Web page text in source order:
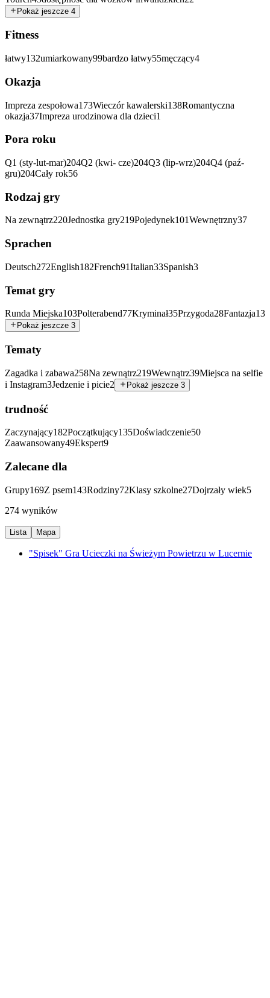
Pokaż jeszcze 4
Fitness
łatwy132umiarkowany99bardzo łatwy55męczący4
Okazja
Impreza zespołowa173Wieczór kawalerski138Romantyczna
okazja37Impreza urodzinowa dla dzieci1
Pora roku
Q1 (sty-lut-mar)204Q2 (kwi- cze)204Q3 (lip-wrz)204Q4 (paź-
gru)204Cały rok56
Rodzaj gry
Na zewnątrz220Jednostka gry219Pojedynek101Wewnętrzny37
Sprachen
Deutsch272English182French91Italian33Spanish3
Temat gry
Runda Miejska103Polterabend77Kryminał35Przygoda28Fantazja13
Pokaż jeszcze 3
Tematy
Zagadka i zabawa258Na zewnątrz219Wewnątrz39Miejsca na selfie
i Instagram3Jedzenie i picie2 Pokaż jeszcze 3
trudność
Zaczynający182Początkujący135Doświadczenie50
Zaawansowany49Ekspert9
Zalecane dla
Grupy169Z psem143Rodziny72Klasy szkolne27Dojrzały wiek5
274 wyników
Lista Mapa
"Spisek" Gra Ucieczki na Świeżym Powietrzu w Lucernie